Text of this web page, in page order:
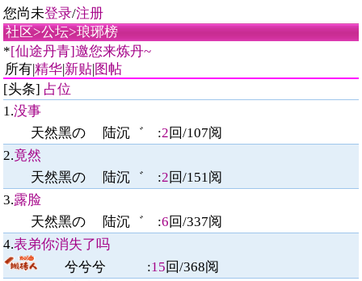
您尚未登录/注册
社区>公坛>琅琊榜
*[仙途丹青]邀您来炼丹~
所有|精华|新贴|图帖
[头条] 占位
1.没事
天然黑の 陆沉゛ :2回/107阅
2.竟然
天然黑の 陆沉゛ :2回/151阅
3.露脸
天然黑の 陆沉゛ :6回/337阅
4.表弟你消失了吗
兮兮兮 :15回/368阅